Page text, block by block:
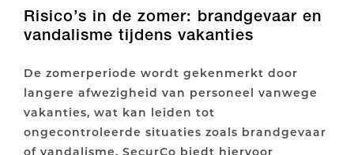
Risico’s in de zomer: brandgevaar en
vandalisme tijdens vakanties
De zomerperiode wordt gekenmerkt door
langere afwezigheid van personeel vanwege
vakanties, wat kan leiden tot
ongecontroleerde situaties zoals brandgevaar
of vandalisme. SecurCo biedt hiervoor